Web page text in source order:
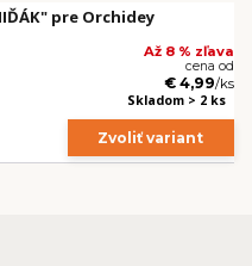
pre Orchidey
Až 8 % zľava
cena od
€ 4,99/ks
Skladom > 2 ks
Zvoliť variant